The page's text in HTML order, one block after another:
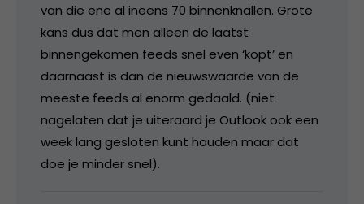
van die ene al ineens 70 binnenknallen. Grote
kans dus dat men alleen de laatst
binnengekomen feeds snel even ‘kopt’ en
daarnaast is dan de nieuwswaarde van de
meeste feeds al enorm gedaald. (niet
nagelaten dat je uiteraard je Outlook ook een
week lang gesloten kunt houden maar dat
doe je minder snel).